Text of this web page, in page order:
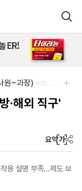
원~과장)
·해외 직구'
요약가
용 설명 부족…제도 보